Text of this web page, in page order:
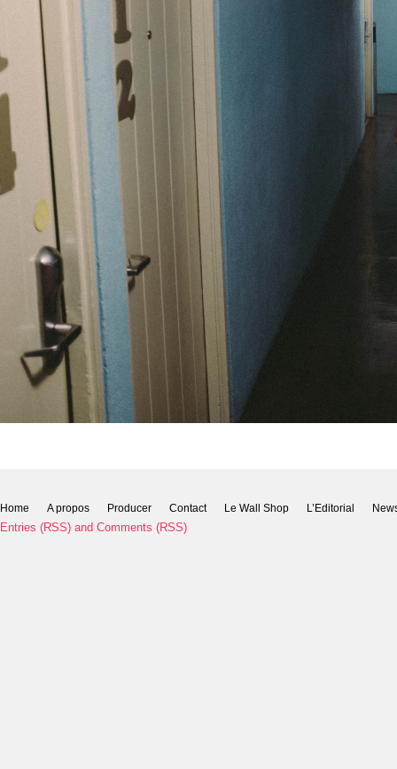
Home A propos Producer Contact Le Wall Shop L’Editorial
Entries (RSS) and Comments (RSS)